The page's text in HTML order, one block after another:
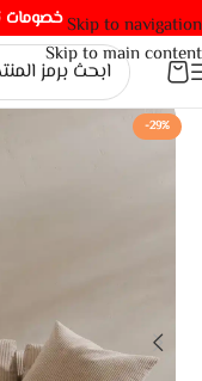
Skip to navigation
Skip to main content
خصومات تصل إلى
-29%